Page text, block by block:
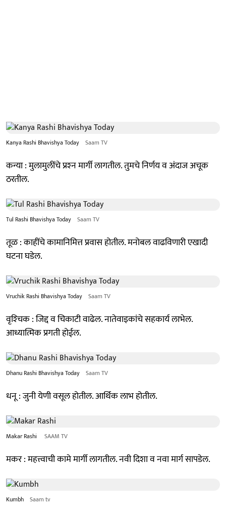
Kanya Rashi Bhavishya Today Saam TV
कन्या : मुलामुलींचे प्रश्‍न मार्गी लागतील. तुमचे निर्णय व अंदाज अचूक
ठरतील.
Tul Rashi Bhavishya Today Saam TV
तूळ : काहींचे कामानिमित्त प्रवास होतील. मनोबल वाढविणारी एखादी
घटना घडेल.
Vruchik Rashi Bhavishya Today Saam TV
वृश्‍चिक : जिद्द व चिकाटी वाढेल. नातेवाइकांचे सहकार्य लाभेल.
आध्यात्मिक प्रगती होईल.
Dhanu Rashi Bhavishya Today Saam TV
धनू : जुनी येणी वसूल होतील. आर्थिक लाभ होतील.
Makar Rashi SAAM TV
मकर : महत्त्वाची कामे मार्गी लागतील. नवी दिशा व नवा मार्ग सापडेल.
Kumbh Saam tv